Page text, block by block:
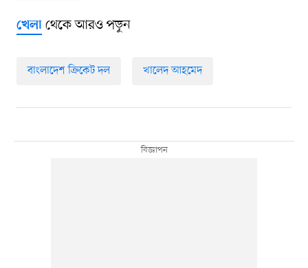
খেলাথেকে আরও পড়ুন
বাংলাদেশ ক্রিকেট দল খালেদ আহমেদ